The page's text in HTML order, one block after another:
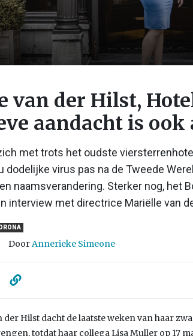
van der Hilst,
aandacht is ook
met trots het oudste
dodelijke virus pas na de Tweede
naamsverandering. Sterker nog, het
interview met directrice Mariëlle van
Door Annerieke Simeone
der Hilst dacht de laatste weken van haar
totdat haar collega Lisa Muller op 17